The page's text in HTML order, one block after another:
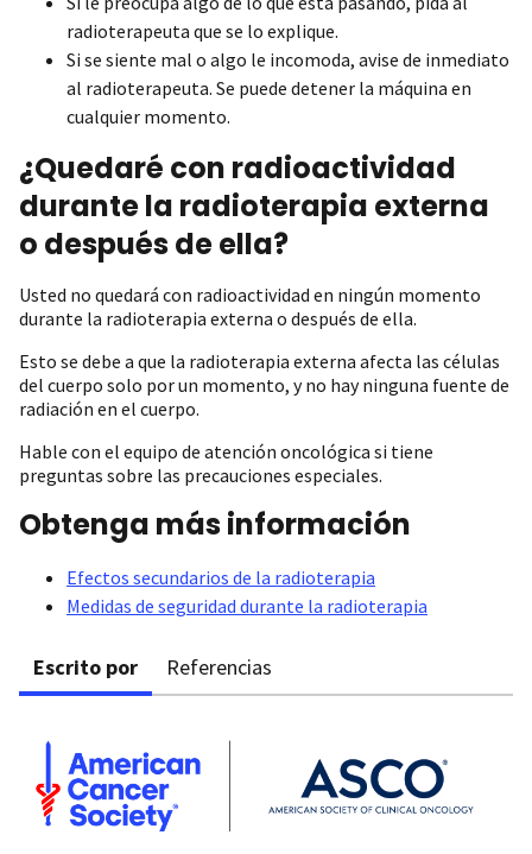
radioterapeuta que se lo explique.
Si se siente mal o algo le incomoda, avise de inmediato
al radioterapeuta. Se puede detener la máquina en
cualquier momento.
¿Quedaré con radioactividad
durante la radioterapia externa
o después de ella?
Usted no quedará con radioactividad en ningún momento
durante la radioterapia externa o después de ella.
Esto se debe a que la radioterapia externa afecta las células
del cuerpo solo por un momento, y no hay ninguna fuente de
radiación en el cuerpo.
Hable con el equipo de atención oncológica si tiene
preguntas sobre las precauciones especiales.
Obtenga más información
Efectos secundarios de la radioterapia
Medidas de seguridad durante la radioterapia
Escrito por Referencias